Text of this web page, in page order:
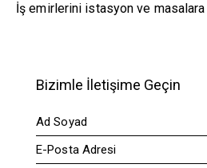
İş emirlerini istasyon ve masalara
Bizimle İletişime Geçin